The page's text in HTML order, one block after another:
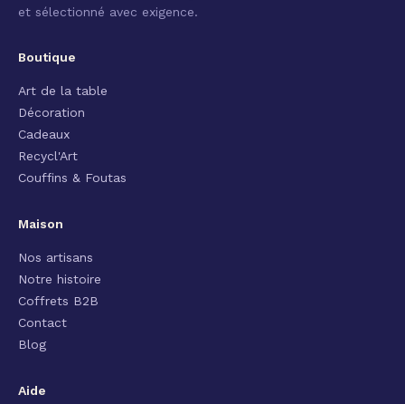
et sélectionné avec exigence.
Boutique
Art de la table
Décoration
Cadeaux
Recycl'Art
Couffins & Foutas
Maison
Nos artisans
Notre histoire
Coffrets B2B
Contact
Blog
Aide